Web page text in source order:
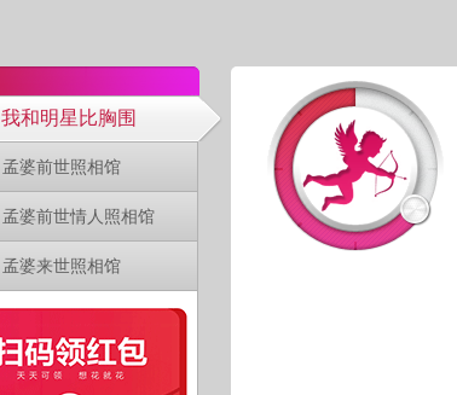
我和明星比胸围
孟婆前世照相馆
孟婆前世情人照相馆
孟婆来世照相馆